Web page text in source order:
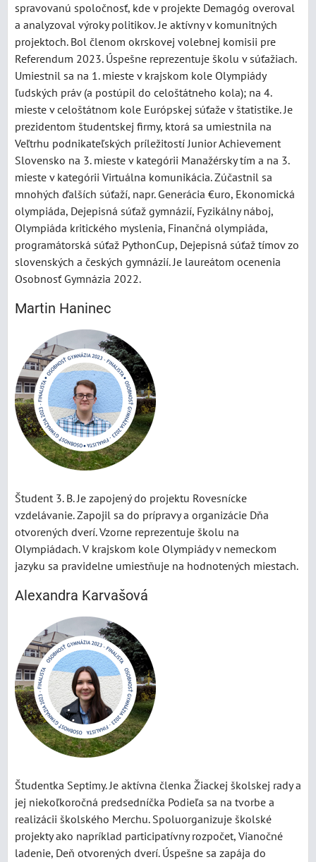
spravovanú spoločnosť, kde v projekte Demagóg overoval
a analyzoval výroky politikov. Je aktívny v komunitných
projektoch. Bol členom okrskovej volebnej komisii pre
Referendum 2023. Úspešne reprezentuje školu v súťažiach.
Umiestnil sa na 1. mieste v krajskom kole Olympiády
ľudských práv (a postúpil do celoštátneho kola); na 4.
mieste v celoštátnom kole Európskej súťaže v štatistike. Je
prezidentom študentskej firmy, ktorá sa umiestnila na
Veľtrhu podnikateľských príležitostí Junior Achievement
Slovensko na 3. mieste v kategórii Manažérsky tím a na 3.
mieste v kategórii Virtuálna komunikácia. Zúčastnil sa
mnohých ďalších súťaží, napr. Generácia €uro, Ekonomická
olympiáda, Dejepisná súťaž gymnázií, Fyzikálny náboj,
Olympiáda kritického myslenia, Finančná olympiáda,
programátorská súťaž PythonCup, Dejepisná súťaž tímov zo
slovenských a českých gymnázií. Je laureátom ocenenia
Osobnosť Gymnázia 2022.
Martin Haninec
Študent 3. B. Je zapojený do projektu Rovesnícke
vzdelávanie. Zapojil sa do prípravy a organizácie Dňa
otvorených dverí. Vzorne reprezentuje školu na
Olympiádach. V krajskom kole Olympiády v nemeckom
jazyku sa pravidelne umiestňuje na hodnotených miestach.
Alexandra Karvašová
Študentka Septimy. Je aktívna členka Žiackej školskej rady a
jej niekoľkoročná predsedníčka Podieľa sa na tvorbe a
realizácii školského Merchu. Spoluorganizuje školské
projekty ako napríklad participatívny rozpočet, Vianočné
ladenie, Deň otvorených dverí. Úspešne sa zapája do